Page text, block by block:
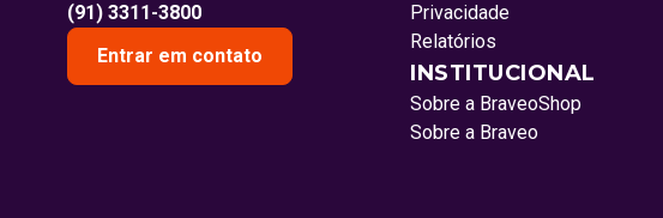
(91) 3311-3800
Entrar em contato
Privacidade
Relatórios
INSTITUCIONAL
Sobre a BraveoShop
Sobre a Braveo